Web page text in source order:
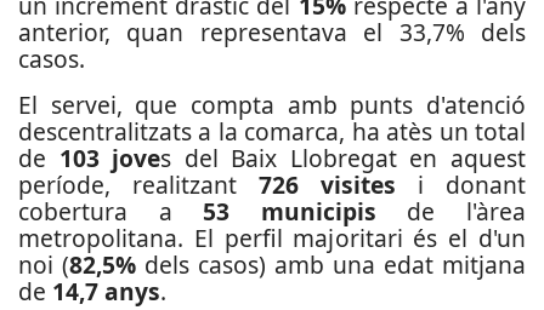
anterior, quan representava el 33,7% dels
casos.
El servei, que compta amb punts d'atenció
descentralitzats a la comarca, ha atès un total
de 103 joves del Baix Llobregat en aquest
període, realitzant 726 visites i donant
cobertura a 53 municipis de l'àrea
metropolitana. El perfil majoritari és el d'un
noi (82,5% dels casos) amb una edat mitjana
de 14,7 anys.